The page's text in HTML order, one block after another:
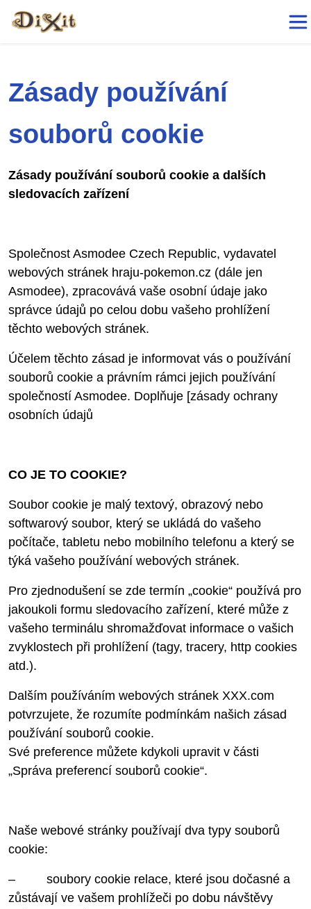
Zásady používání
souborů cookie
Zásady používání souborů cookie a dalších
sledovacích zařízení
Společnost Asmodee Czech Republic, vydavatel
webových stránek hraju-pokemon.cz (dále jen
Asmodee), zpracovává vaše osobní údaje jako
správce údajů po celou dobu vašeho prohlížení
těchto webových stránek.
Účelem těchto zásad je informovat vás o používání
souborů cookie a právním rámci jejich používání
společností Asmodee. Doplňuje [zásady ochrany
osobních údajů
CO JE TO COOKIE?
Soubor cookie je malý textový, obrazový nebo
softwarový soubor, který se ukládá do vašeho
počítače, tabletu nebo mobilního telefonu a který se
týká vašeho používání webových stránek.
Pro zjednodušení se zde termín „cookie“ používá pro
jakoukoli formu sledovacího zařízení, které může z
vašeho terminálu shromažďovat informace o vašich
zvyklostech při prohlížení (tagy, tracery, http cookies
atd.).
Dalším používáním webových stránek XXX.com
potvrzujete, že rozumíte podmínkám našich zásad
používání souborů cookie.
Své preference můžete kdykoli upravit v části
„Správa preferencí souborů cookie“.
Naše webové stránky používají dva typy souborů
cookie:
– soubory cookie relace, které jsou dočasné a
zůstávají ve vašem prohlížeči po dobu návštěvy